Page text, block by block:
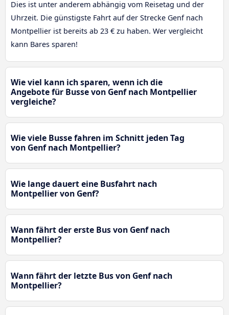
Dies ist unter anderem abhängig vom Reisetag und der
Uhrzeit. Die günstigste Fahrt auf der Strecke Genf nach
Montpellier ist bereits ab 23 € zu haben. Wer vergleicht
kann Bares sparen!
Wie viel kann ich sparen, wenn ich die
Angebote für Busse von Genf nach Montpellier
vergleiche?
Wie viele Busse fahren im Schnitt jeden Tag
von Genf nach Montpellier?
Wie lange dauert eine Busfahrt nach
Montpellier von Genf?
Wann fährt der erste Bus von Genf nach
Montpellier?
Wann fährt der letzte Bus von Genf nach
Montpellier?